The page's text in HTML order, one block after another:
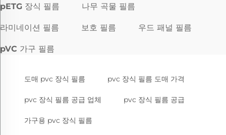
pETG 장식 필름 나무 곡물 필름
라미네이션 필름 보호 필름 우드 패널 필름
pVC 가구 필름
도매 pvc 장식 필름 pvc 장식 필름 도매 가격
pvc 장식 필름 공급 업체 pvc 장식 필름 공급
가구용 pvc 장식 필름